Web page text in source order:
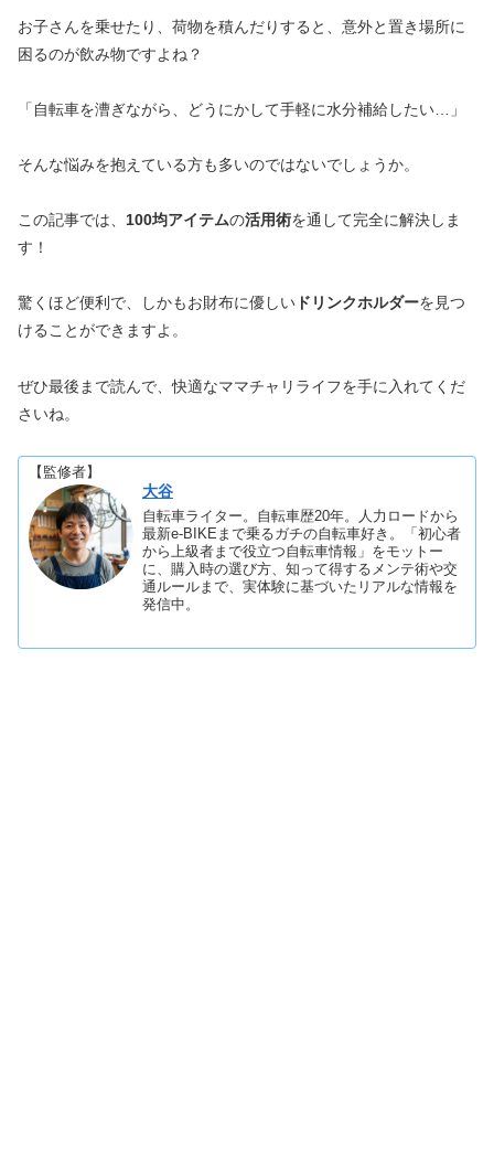
お子さんを乗せたり、荷物を積んだりすると、意外と置き場所に
困るのが飲み物ですよね？
「自転車を漕ぎながら、どうにかして手軽に水分補給したい…」
そんな悩みを抱えている方も多いのではないでしょうか。
この記事では、 100均アイテムの活用術を通して完全に解決しま
す！
驚くほど便利で、しかもお財布に優しい ドリンクホルダーを見つ
けることができますよ。
ぜひ最後まで読んで、快適なママチャリライフを手に入れてくだ
さいね。
【監修者】
大谷
自転車ライター。自転車歴20年。人力ロードから
最新e-BIKEまで乗るガチの自転車好き。「初心者
から上級者まで役立つ自転車情報」をモットー
に、購入時の選び方、知って得するメンテ術や交
通ルールまで、実体験に基づいたリアルな情報を
発信中。